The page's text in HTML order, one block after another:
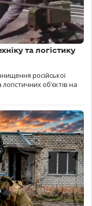
та логістику
російської
об’єктів на